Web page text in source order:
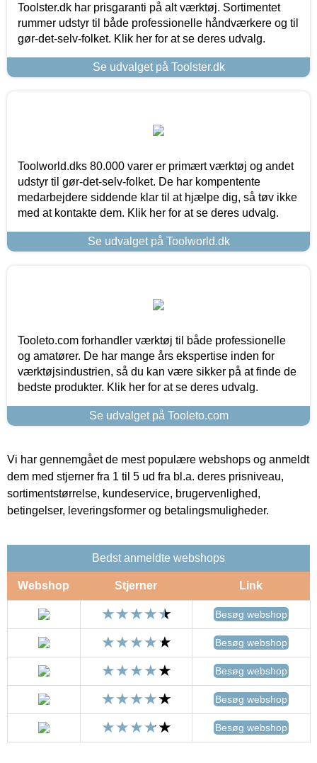
Toolster.dk har prisgaranti på alt værktøj. Sortimentet
rummer udstyr til både professionelle håndværkere og til
gør-det-selv-folket. Klik her for at se deres udvalg.
Se udvalget på Toolster.dk
Toolworld.dks 80.000 varer er primært værktøj og andet
udstyr til gør-det-selv-folket. De har kompentente
medarbejdere siddende klar til at hjælpe dig, så tøv ikke
med at kontakte dem. Klik her for at se deres udvalg.
Se udvalget på Toolworld.dk
Tooleto.com forhandler værktøj til både professionelle
og amatører. De har mange års ekspertise inden for
værktøjsindustrien, så du kan være sikker på at finde de
bedste produkter. Klik her for at se deres udvalg.
Se udvalget på Tooleto.com
Vi har gennemgået de mest populære webshops og anmeldt
dem med stjerner fra 1 til 5 ud fra bl.a. deres prisniveau,
sortimentstørrelse, kundeservice, brugervenlighed,
betingelser, leveringsformer og betalingsmuligheder.
Bedst anmeldte webshops
Webshop Stjerner Link
Besøg webshop
Besøg webshop
Besøg webshop
Besøg webshop
Besøg webshop